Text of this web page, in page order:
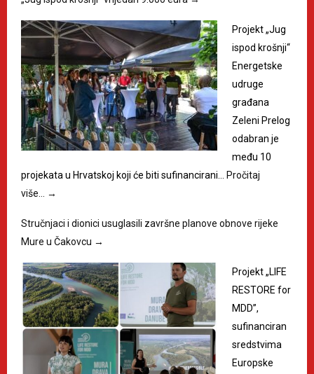
Projekt „Jug
ispod krošnji“
Energetske
udruge
građana
Zeleni Prelog
odabran je
među 10
projekata u Hrvatskoj koji će biti sufinancirani…
Pročitaj
više…
→
Stručnjaci i dionici usuglasili završne planove obnove rijeke
Mure u Čakovcu →
Projekt „LIFE
RESTORE for
MDD”,
sufinanciran
sredstvima
Europske